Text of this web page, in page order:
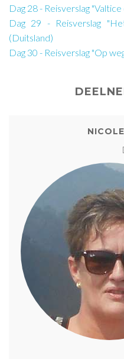
Dag 28 - Reisverslag
Dag 29 - Reisverslag
(Duitsland)
Dag 30 - Reisverslag "Op